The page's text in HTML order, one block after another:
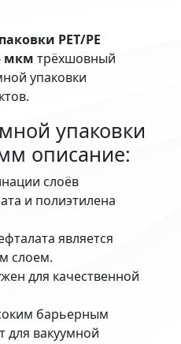
PET/PE
мкм трёхшовный
упаковки
упаковки
описание:
слоёв
и полиэтилена
является
слоем.
для качественной
барьерным
для вакуумной